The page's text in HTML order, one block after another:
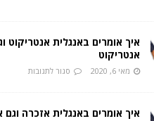
איך אומרים באנגלית אנטריקוט
אנטריקוט
מאי 6, 2020 סגור לתגובות
איך אומרים באנגלית אזכרה וגם